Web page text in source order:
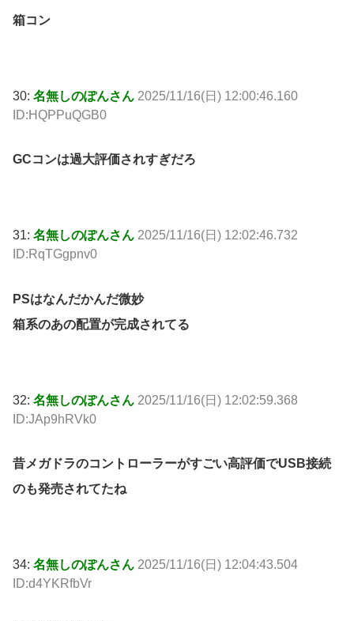
箱コン
30: 名無しのぽんさん 2025/11/16(日) 12:00:46.160
ID:HQPPuQGB0
GCコンは過大評価されすぎだろ
31: 名無しのぽんさん 2025/11/16(日) 12:02:46.732
ID:RqTGgpnv0
PSはなんだかんだ微妙
箱系のあの配置が完成されてる
32: 名無しのぽんさん 2025/11/16(日) 12:02:59.368
ID:JAp9hRVk0
昔メガドラのコントローラーがすごい高評価でUSB接続
のも発売されてたね
34: 名無しのぽんさん 2025/11/16(日) 12:04:43.504
ID:d4YKRfbVr